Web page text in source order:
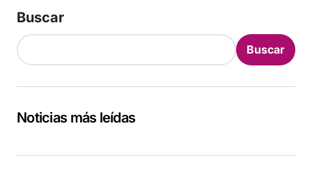
Buscar
Buscar
Noticias más leídas